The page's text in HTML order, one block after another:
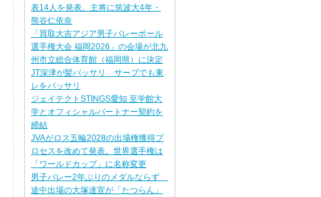
表14人を発表。主将に筑波大4年・
熊谷仁依奈
「買取大吉アジア男子バレーボール
選手権大会 福岡2026」の会場が北九
州市立総合体育館（福岡県）に決定
JT深津が髪バッサリ サーブでも東
レをバッサリ
ジェイテクトSTINGS愛知 至学館大
学とオフィシャルパートナー契約を
締結
JVAがロス五輪2028の出場権獲得プ
ロセスを改めて発表。世界選手権は
「ワールドカップ」に名称変更
男子バレー2年ぶりのメダルならず
途中出場の大塚達宣が「たつらん」